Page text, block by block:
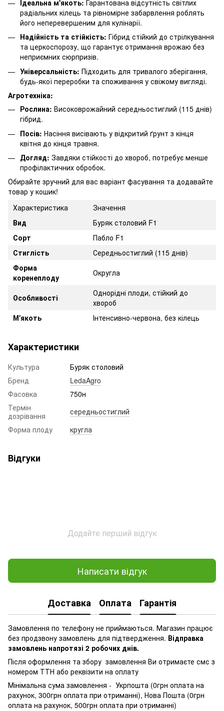
Ідеальна м'якоть: Гарантована відсутність світлих
радіальних кілець та рівномірне забарвлення роблять
його неперевершеним для кулінарії.
Надійність та стійкість: Гібрид стійкий до стрілкування
та церкоспорозу, що гарантує отримання врожаю без
неприємних сюрпризів.
Універсальність: Підходить для тривалого зберігання,
будь-якої переробки та споживання у свіжому вигляді.
Агротехніка:
Рослина: Високоврожайний середньостиглий (115 днів)
гібрид.
Посів: Насіння висівають у відкритий ґрунт з кінця
квітня до кінця травня.
Догляд: Завдяки стійкості до хвороб, потребує менше
профілактичних обробок.
Обирайте зручний для вас варіант фасування та додавайте
товар у кошик!
Характеристика
Значення
Вид
Буряк столовий F1
Сорт
Пабло F1
Стиглість
Середньостиглий (115 днів)
Форма
коренеплоду
Округла
Особливості
Однорідні плоди, стійкий до
хвороб
М'якоть
Інтенсивно-червона, без кілець
Характеристики
Культура
Буряк столовий
Бренд
LedaAgro
Фасовка
750н
Термін
дозрівання
середньостиглий
Форма плоду
кругла
Відгуки
Додайте перший відгук
Написати відгук
Доставка Оплата Гарантія
Замовлення по телефону не приймаються. Магазин працює
без продзвону замовлень для підтвердження. Відправка
замовлень напротязі 2 робочих днів.
Після оформлення та збору замовлення Ви отримаєте смс з
номером ТТН або реквізити на оплату
Мінімальна сума замовлення - Укрпошта (0грн оплата на
рахунок, 300грн оплата при отриманні), Нова Пошта (0грн
оплата на рахунок, 500грн оплата при отриманні)